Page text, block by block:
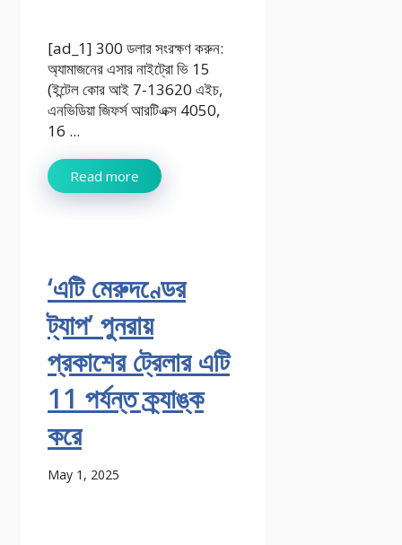
[ad_1] 300 ডলার সংরক্ষণ করুন:
অ্যামাজনের এসার নাইট্রো ভি 15
(ইন্টেল কোর আই 7-13620 এইচ,
এনভিডিয়া জিফর্স আরটিএক্স 4050,
16 ...
Read more
‘এটি মেরুদণ্ডের
ট্যাপ’ পুনরায়
প্রকাশের ট্রেলার এটি
11 পর্যন্ত ক্র্যাঙ্ক
করে
May 1, 2025